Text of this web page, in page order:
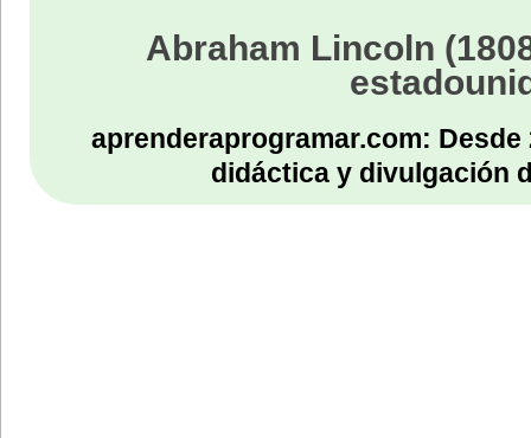
Abraham Lincoln
aprenderaprogramar.com:
didáctica y divulgación